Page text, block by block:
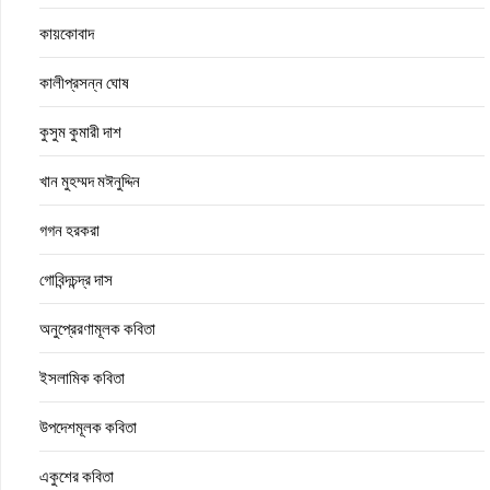
কায়কোবাদ
কালীপ্রসন্ন ঘোষ
কুসুম কুমারী দাশ
খান মুহম্মদ মঈনুদ্দিন
গগন হরকরা
গোবিন্দচন্দ্র দাস
অনুপ্রেরণামূলক কবিতা
ইসলামিক কবিতা
উপদেশমূলক কবিতা
একুশের কবিতা